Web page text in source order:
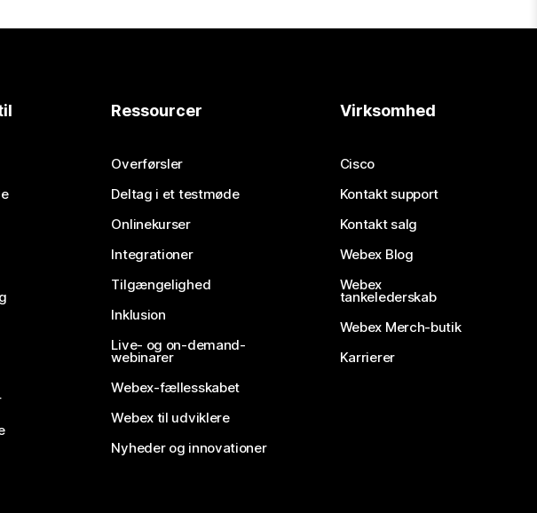
Ressourcer
Overførsler
Deltag i et testmøde
Onlinekurser
Integrationer
Tilgængelighed
Inklusion
Live- og on-demand-
webinarer
Webex-fællesskabet
Webex til udviklere
Nyheder og innovationer
Virksomhed
Cisco
Kontakt support
Kontakt salg
Webex Blog
Webex
tankelederskab
Webex Merch-butik
Karrierer